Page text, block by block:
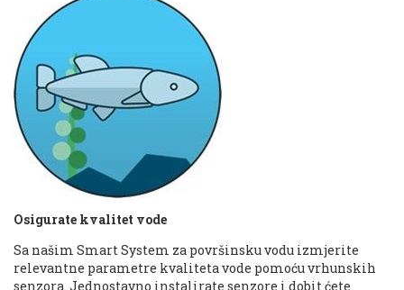
Osigurate kvalitet vode
Sa našim Smart System za površinsku vodu izmjerite
relevantne parametre kvaliteta vode pomoću vrhunskih
senzora. Jednostavno instalirate senzore i dobit ćete